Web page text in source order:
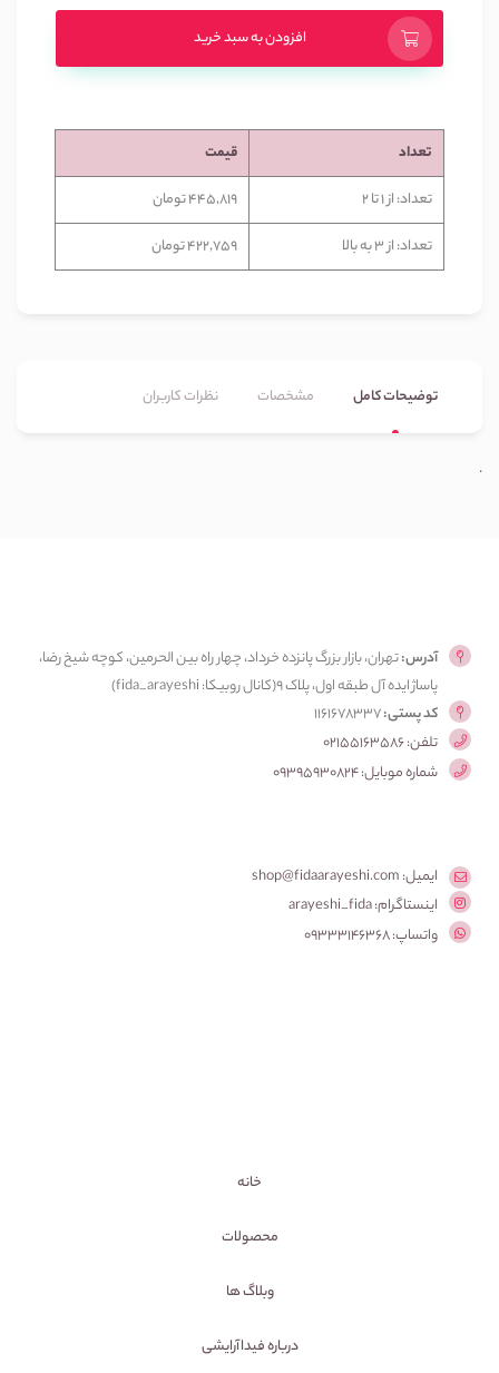
افزودن به سبد خرید
تعداد
قیمت
تعداد: از 1 تا 2
445,819 تومان
تعداد: از 3 به بالا
422,759 تومان
توضیحات کامل مشخصات نظرات کاربران
.
آدرس:تهران، بازار بزرگ پانزده خرداد، چهار راه بین الحرمین، کوچه شیخ رضا،
پاساژ ایده آل طبقه اول، پلاک ۹(کانال روبیکا: fida_arayeshi)
کد پستی:1161678337
تلفن: 02155163586
شماره موبایل: 09395930824
ایمیل: shop@fidaarayeshi.com
اینستاگرام: arayeshi_fida
واتساپ: 09333146368
خانه
محصولات
وبلاگ ها
درباره فیداآرایشی